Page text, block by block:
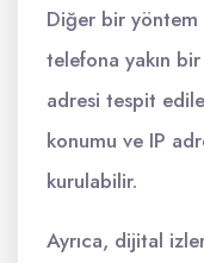
Diğer bir yöntem
telefona yakın
adresi tespit
konumu ve IP
kurulabilir.
Ayrıca, dijital